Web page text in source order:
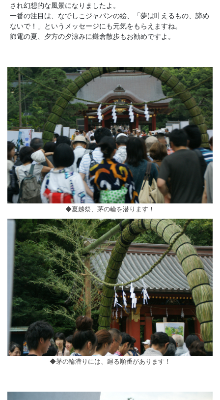
され幻想的な風景になりましたよ。
一番の注目は、なでしこジャパンの絵、「夢は叶えるもの、諦め
ないで！」というメッセージにも元気をもらえますね。
節電の夏、夕方の夕涼みに鎌倉散歩もお勧めですよ。
◆夏越祭、茅の輪を潜ります！
◆茅の輪潜りには、廻る順番があります！